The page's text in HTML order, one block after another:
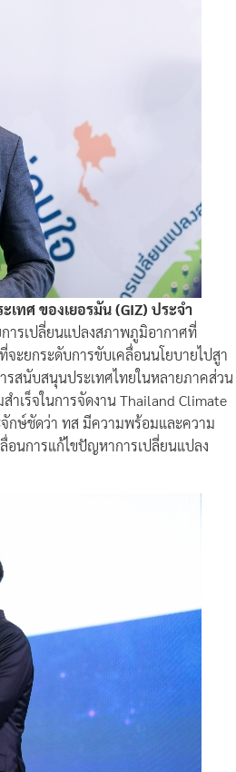
เทศ ของเยอรมัน (GIZ) ประจำ
ารเปลี่ยนแปลงสภาพภูมิอากาศที่
ะยกระดับการขับเคลื่อนนโยบายไปสูา
รสนับสนุนประเทศไทยในหลายภาคส่วน
เร็จในการจัดงาน Thailand Climate
จักษ์ชัดว่า ทส มีความพร้อมและความ
อนการแก้ไขปัญหาการเปลี่ยนแปลง